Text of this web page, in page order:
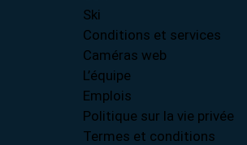
Ski
Conditions et services
Caméras web
L’équipe
Emplois
Politique sur la vie privée
Termes et conditions